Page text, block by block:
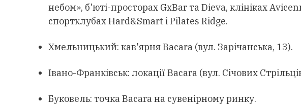
небом», б'юті-просторах GхBar та Dieva, клініках
спортклубах Hard&Smart і Pilates Ridge.
Хмельницький: кав'ярня Bacara (вул. Зарічанська, 13).
Івано-Франківськ: локації Bacara (вул. Січових
Буковель: точка Bacara на сувенірному ринку.